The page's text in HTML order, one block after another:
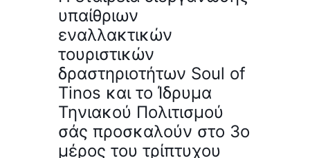
υπαίθριων
εναλλακτικών
τουριστικών
δραστηριοτήτων Soul of
Tinos και το Ίδρυμα
Τηνιακού Πολιτισμού
σάς προσκαλούν στο 3ο
μέρος του τρίπτυχου